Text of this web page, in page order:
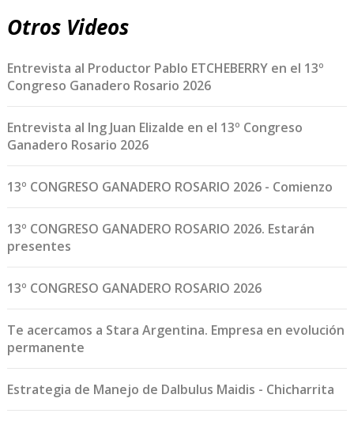
Otros Videos
Entrevista al Productor Pablo ETCHEBERRY en el 13º
Congreso Ganadero Rosario 2026
Entrevista al Ing Juan Elizalde en el 13º Congreso
Ganadero Rosario 2026
13º CONGRESO GANADERO ROSARIO 2026 - Comienzo
13º CONGRESO GANADERO ROSARIO 2026. Estarán
presentes
13º CONGRESO GANADERO ROSARIO 2026
Te acercamos a Stara Argentina. Empresa en evolución
permanente
Estrategia de Manejo de Dalbulus Maidis - Chicharrita